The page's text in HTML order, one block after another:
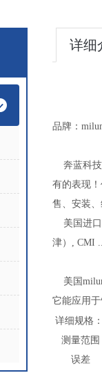
详细
品牌：
奔蓝科技
有的表现
售、安装
美国进口
津）, CMI
美国
它能应用
详细规格
测量范围
误差